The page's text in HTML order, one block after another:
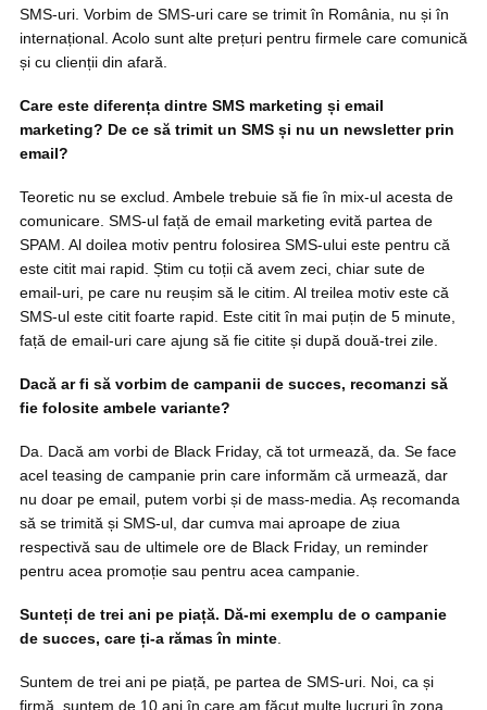
SMS-uri. Vorbim de SMS-uri care se trimit în România, nu și în
internațional. Acolo sunt alte prețuri pentru firmele care comunică
și cu clienții din afară.
Care este diferența dintre SMS marketing și email
marketing? De ce să trimit un SMS și nu un newsletter prin
email?
Teoretic nu se exclud. Ambele trebuie să fie în mix-ul acesta de
comunicare. SMS-ul față de email marketing evită partea de
SPAM. Al doilea motiv pentru folosirea SMS-ului este pentru că
este citit mai rapid. Știm cu toții că avem zeci, chiar sute de
email-uri, pe care nu reușim să le citim. Al treilea motiv este că
SMS-ul este citit foarte rapid. Este citit în mai puțin de 5 minute,
față de email-uri care ajung să fie citite și după două-trei zile.
Dacă ar fi să vorbim de campanii de succes, recomanzi să
fie folosite ambele variante?
Da. Dacă am vorbi de Black Friday, că tot urmează, da. Se face
acel teasing de campanie prin care informăm că urmează, dar
nu doar pe email, putem vorbi și de mass-media. Aș recomanda
să se trimită și SMS-ul, dar cumva mai aproape de ziua
respectivă sau de ultimele ore de Black Friday, un reminder
pentru acea promoție sau pentru acea campanie.
Sunteți de trei ani pe piață. Dă-mi exemplu de o campanie
de succes, care ți-a rămas în minte
Suntem de trei ani pe piață, pe partea de SMS-uri. Noi, ca și
firmă, suntem de 10 ani în care am făcut multe lucruri în zona